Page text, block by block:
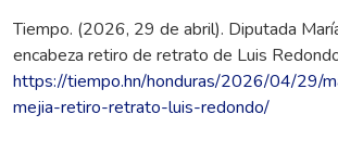
Tiempo. (2026, 29 de abril). Diputada
encabeza retiro de retrato de Luis
https://tiempo.hn/honduras/2026/04/29/
mejia-retiro-retrato-luis-redondo/